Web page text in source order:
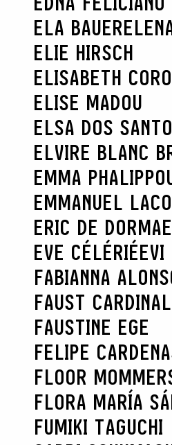
ELA BAUER
ELIE HIRSCH
ELISABETH
ELISE MADOU
ELSA DOS
ELVIRE BLANC
EMMA
EMMANUEL
ERIC DE
EVE CÉLÉRIÉEVI
FABIANNA
FAUST
FAUSTINE EGE
FELIPE
FLOOR
FLORA MARÍA
FUMIKI TAGUCHI